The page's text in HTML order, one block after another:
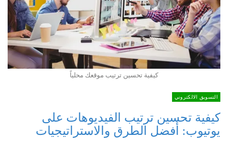
كيفية تحسين ترتيب موقعك محلياً
التسويق الالكتروني
كيفية تحسين ترتيب الفيديوهات على
يوتيوب: أفضل الطرق والاستراتيجيات